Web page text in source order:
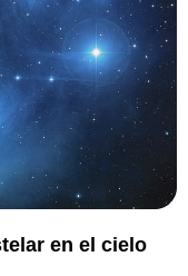
en el cielo